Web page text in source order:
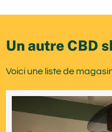
Un autre CBD
Voici une liste de